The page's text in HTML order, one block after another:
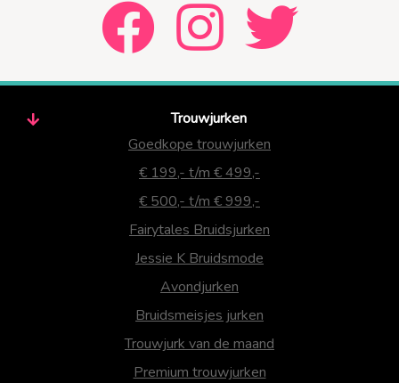
Trouwjurken
Goedkope trouwjurken
€ 199,- t/m € 499,-
€ 500,- t/m € 999,-
Fairytales Bruidsjurken
Jessie K Bruidsmode
Avondjurken
Bruidsmeisjes jurken
Trouwjurk van de maand
Premium trouwjurken